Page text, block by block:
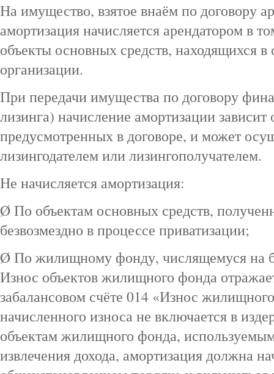
На имущество, взятое внаём по договору
амортизация начисляется арендатором в
объекты основных средств, находящихся в
организации.
При передачи имущества по договору
лизинга) начисление амортизации зависит
предусмотренных в договоре, и может
лизингодателем или лизингополучателем.
Не начисляется амортизация:
Ø По объектам основных средств,
безвозмездно в процессе приватизации;
Ø По жилищному фонду, числящемуся на
Износ объектов жилищного фонда
забалансовом счёте 014 «Износ
начисленного износа не включается в
объектам жилищного фонда,
извлечения дохода, амортизация должна